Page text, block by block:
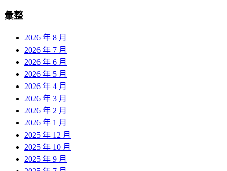
彙整
2026 年 8 月
2026 年 7 月
2026 年 6 月
2026 年 5 月
2026 年 4 月
2026 年 3 月
2026 年 2 月
2026 年 1 月
2025 年 12 月
2025 年 10 月
2025 年 9 月